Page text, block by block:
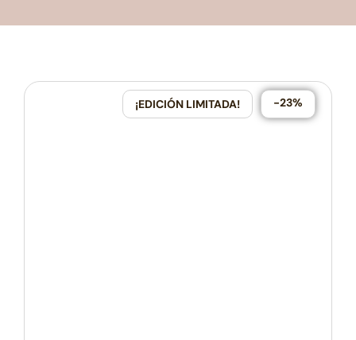
¡EDICIÓN LIMITADA! -23%